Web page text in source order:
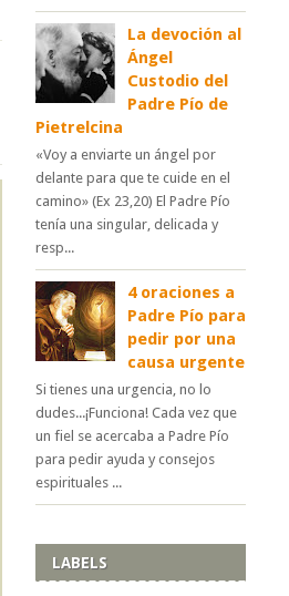
La devoción al
Ángel
Custodio del
Padre Pío de
Pietrelcina
«Voy a enviarte un ángel por
delante para que te cuide en el
camino» (Ex 23,20) El Padre Pío
tenía una singular, delicada y
resp...
4 oraciones a
Padre Pío para
pedir por una
causa urgente
Si tienes una urgencia, no lo
dudes...¡Funciona! Cada vez que
un fiel se acercaba a Padre Pío
para pedir ayuda y consejos
espirituales ...
LABELS